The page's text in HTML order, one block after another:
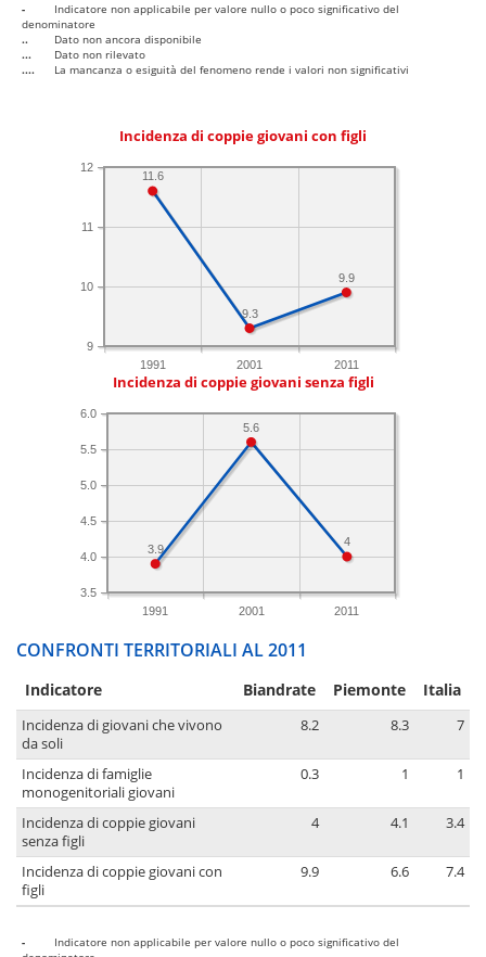
-
Indicatore non applicabile per valore nullo o poco significativo del
denominatore
..
Dato non ancora disponibile
...
Dato non rilevato
....
La mancanza o esiguità del fenomeno rende i valori non significativi
Incidenza di coppie giovani con figli
1991 2001 2011
9
10
11
12
9.9
9.3
11.6
Incidenza di coppie giovani senza figli
1991 2001 2011
3.5
4.0
4.5
5.0
5.5
6.0
4
5.6
3.9
CONFRONTI TERRITORIALI AL 2011
Indicatore Biandrate Piemonte Italia
Incidenza di giovani che vivono
da soli
8.2 8.3 7
Incidenza di famiglie
monogenitoriali giovani
0.3 1 1
Incidenza di coppie giovani
senza figli
4 4.1 3.4
Incidenza di coppie giovani con
figli
9.9 6.6 7.4
-
Indicatore non applicabile per valore nullo o poco significativo del